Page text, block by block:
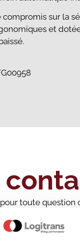
compromis sur la
et
toute
!